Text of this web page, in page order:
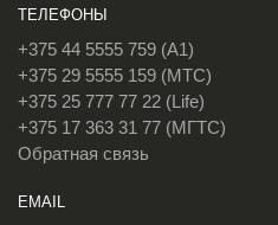
ТЕЛЕФОНЫ
+375 44 5555 759 (A1)
+375 29 5555 159 (МТС)
+375 25 777 77 22 (Life)
+375 17 363 31 77 (МГТС)
Обратная связь
EMAIL